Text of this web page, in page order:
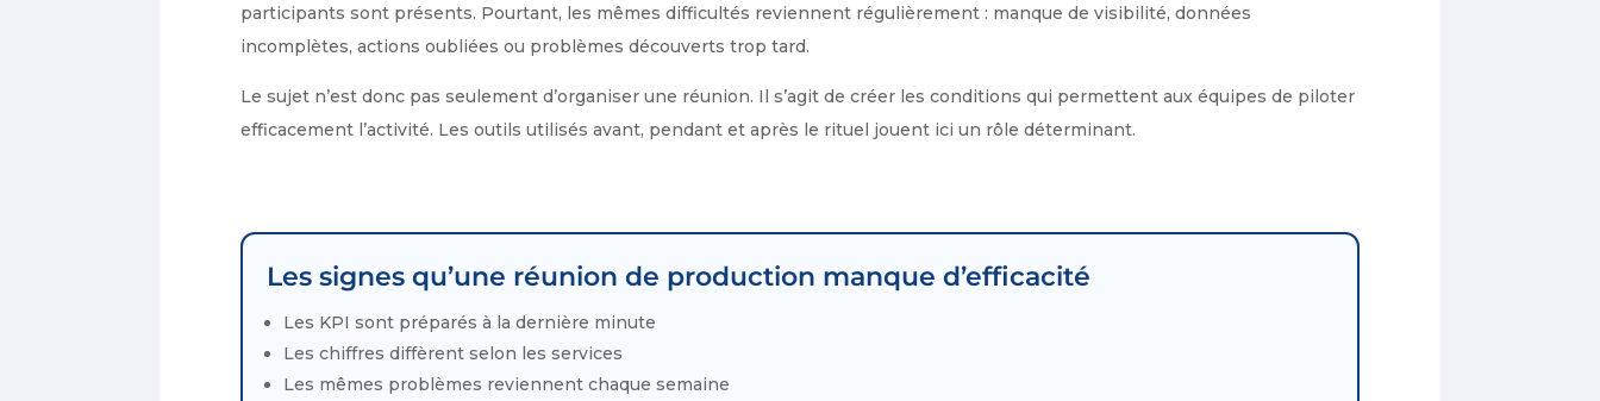
participants sont présents. Pourtant, les mêmes difficultés reviennent régulièrement : manque de visibilité, données
incomplètes, actions oubliées ou problèmes découverts trop tard.
Le sujet n’est donc pas seulement d’organiser une réunion. Il s’agit de créer les conditions qui permettent aux équipes de piloter
efficacement l’activité. Les outils utilisés avant, pendant et après le rituel jouent ici un rôle déterminant.
Les signes qu’une réunion de production manque d’efficacité
Les KPI sont préparés à la dernière minute
Les chiffres diffèrent selon les services
Les mêmes problèmes reviennent chaque semaine